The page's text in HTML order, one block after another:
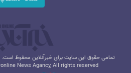
تمامی حقوق این سایت برای خبرآنلاین محفوظ است.
News Agancy, All rights reserved